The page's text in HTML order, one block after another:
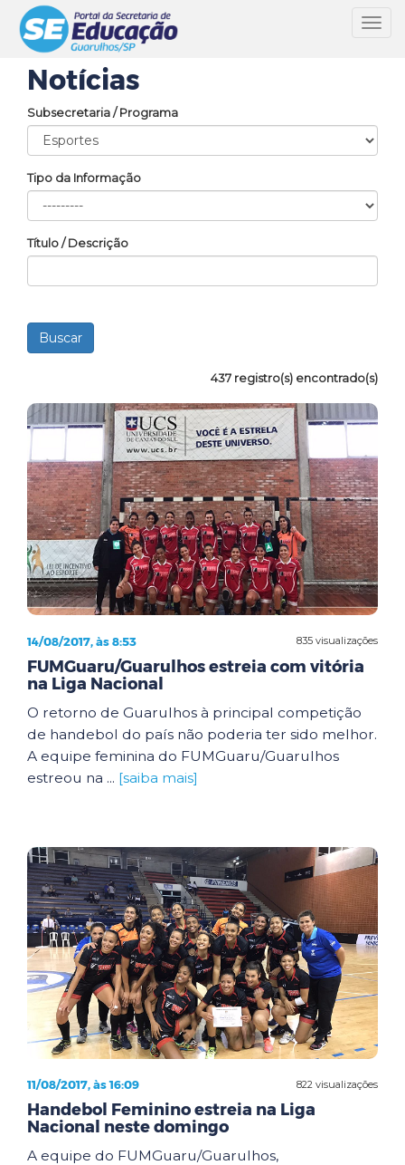
Notícias
Subsecretaria / Programa
Tipo da Informação
Título / Descrição
437 registro(s) encontrado(s)
835 visualizações
14/08/2017, às 8:53
FUMGuaru/Guarulhos estreia com vitória
na Liga Nacional
O retorno de Guarulhos à principal competição
de handebol do país não poderia ter sido melhor.
A equipe feminina do FUMGuaru/Guarulhos
estreou na ... [saiba mais]
822 visualizações
11/08/2017, às 16:09
Handebol Feminino estreia na Liga
Nacional neste domingo
A equipe do FUMGuaru/Guarulhos,